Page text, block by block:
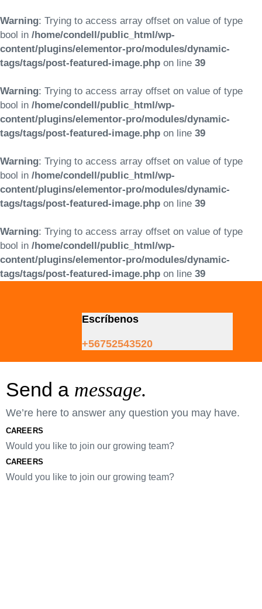
Warning: Trying to access array offset on value of type
bool in /home/condell/public_html/wp-
content/plugins/elementor-pro/modules/dynamic-
tags/tags/post-featured-image.php on line 39
Warning: Trying to access array offset on value of type
bool in /home/condell/public_html/wp-
content/plugins/elementor-pro/modules/dynamic-
tags/tags/post-featured-image.php on line 39
Warning: Trying to access array offset on value of type
bool in /home/condell/public_html/wp-
content/plugins/elementor-pro/modules/dynamic-
tags/tags/post-featured-image.php on line 39
Warning: Trying to access array offset on value of type
bool in /home/condell/public_html/wp-
content/plugins/elementor-pro/modules/dynamic-
tags/tags/post-featured-image.php on line 39
Escríbenos
+56752543520
Send a message.
We’re here to answer any question you may have.
CAREERS
Would you like to join our growing team?
CAREERS
Would you like to join our growing team?